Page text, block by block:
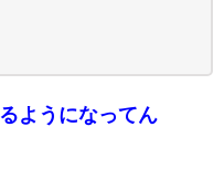
ようになってん